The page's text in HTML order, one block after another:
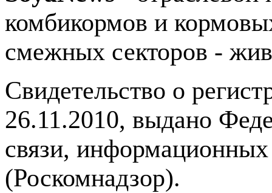
комбикормов и
смежных секторов -
Свидетельство о
26.11.2010, выдано
связи,
(Роскомнадзор).